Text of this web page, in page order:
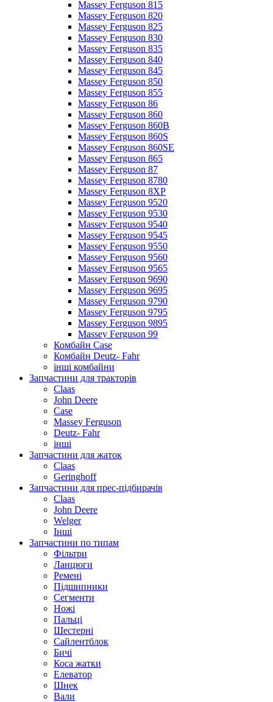
Massey Ferguson 815
Massey Ferguson 820
Massey Ferguson 825
Massey Ferguson 830
Massey Ferguson 835
Massey Ferguson 840
Massey Ferguson 845
Massey Ferguson 850
Massey Ferguson 855
Massey Ferguson 86
Massey Ferguson 860
Massey Ferguson 860B
Massey Ferguson 860S
Massey Ferguson 860SE
Massey Ferguson 865
Massey Ferguson 87
Massey Ferguson 8780
Massey Ferguson 8XP
Massey Ferguson 9520
Massey Ferguson 9530
Massey Ferguson 9540
Massey Ferguson 9545
Massey Ferguson 9550
Massey Ferguson 9560
Massey Ferguson 9565
Massey Ferguson 9690
Massey Ferguson 9695
Massey Ferguson 9790
Massey Ferguson 9795
Massey Ferguson 9895
Massey Ferguson 99
Комбайн Case
Комбайн Deutz- Fahr
інші комбайни
Запчастини для тракторів
Claas
John Deere
Case
Massey Ferguson
Deutz- Fahr
інші
Запчастини для жаток
Claas
Geringhoff
Запчастини для прес-підбирачів
Claas
John Deere
Welger
Інші
Запчастини по типам
Фільтри
Ланцюги
Ремені
Підшипники
Сегменти
Ножі
Пальці
Шестерні
Сайлентблок
Бичі
Коса жатки
Елеватор
Шнек
Вали